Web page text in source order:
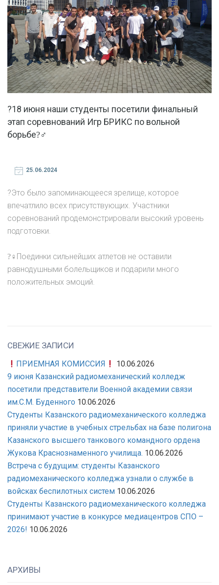
?18 июня наши студенты посетили финальный
этап соревнований Игр БРИКС по вольной
борьбе?‍♂
25.06.2024
?Это было запоминающееся зрелище, которое
впечатлило всех присутствующих. Участники
соревнований продемонстрировали высокий уровень
подготовки.
?‍♀Поединки сильнейших атлетов не оставили
равнодушными болельщиков и подарили много
положительных эмоций.
СВЕЖИЕ ЗАПИСИ
ПРИЕМНАЯ КОМИССИЯ
10.06.2026
9 июня Казанский радиомеханический колледж
посетили представители Военной академии связи
им.С.М. Буденного 10.06.2026
Студенты Казанского радиомеханического колледжа
приняли участие в учебных стрельбах на базе полигона
Казанского высшего танкового командного ордена
Жукова Краснознаменного училища. 10.06.2026
Встреча с будущим: студенты Казанского
радиомеханического колледжа узнали о службе в
войсках беспилотных систем 10.06.2026
Студенты Казанского радиомеханического колледжа
принимают участие в конкурсе медиацентров СПО –
2026! 10.06.2026
АРХИВЫ